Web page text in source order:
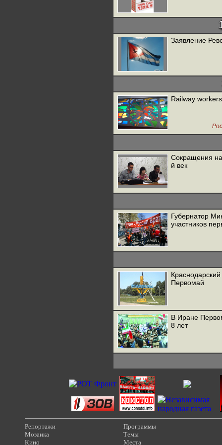
Заявление
Railway
Сокращения
й век
Губернатор
участников
Первомай
В Иране
8 лет
Репортажи
Мозаика
Кино
Программы
Темы
Места